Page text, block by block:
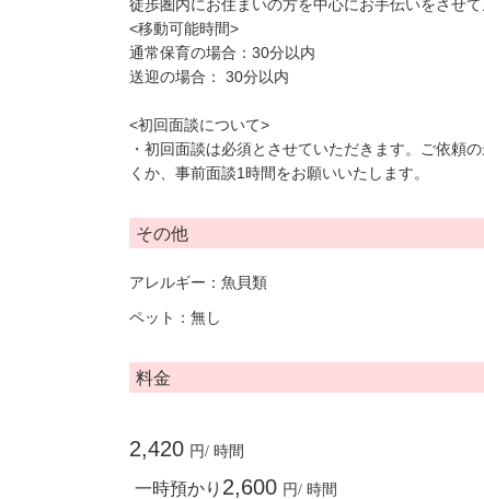
徒歩圏内にお住まいの方を中心にお手伝いをさせて
<移動可能時間>
通常保育の場合：30分以内
送迎の場合： 30分以内
<初回面談について>
・初回面談は必須とさせていただきます。ご依頼
くか、事前面談1時間をお願いいたします。
その他
アレルギー：魚貝類
ペット：無し
料金
2,420 円/ 時間
一時預かり 2,600 円/ 時間